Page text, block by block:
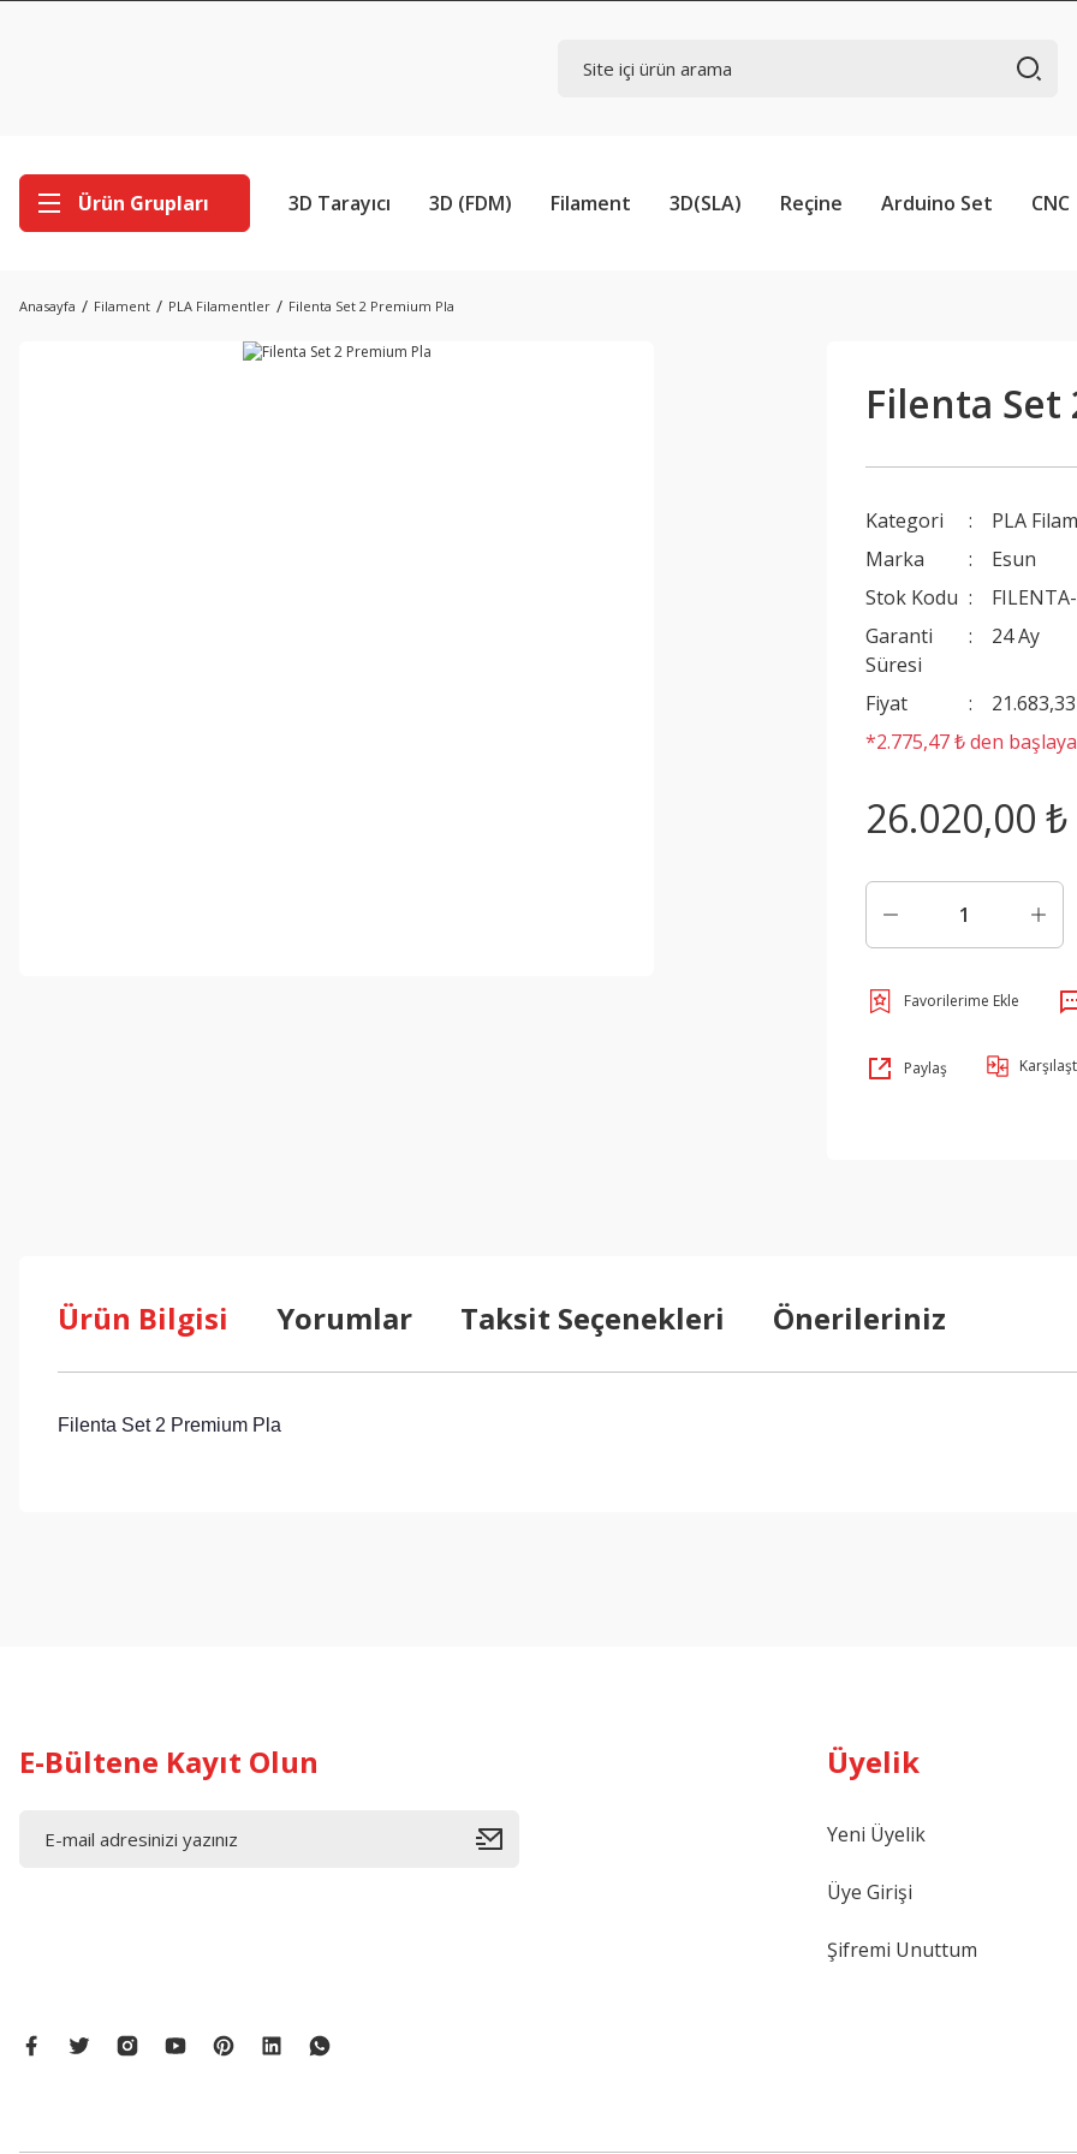
Ürün Grupları 3D Tarayıcı 3D (FDM) Filament 3D(SLA) Reçine Arduino Set CNC
Anasayfa Filament PLA Filamentler Filenta Set 2 Premium Pla
Filenta Set
Kategori
PLA
Marka
Esun
Stok Kodu
Garanti
Süresi
24 Ay
Fiyat
*2.775,47 ₺ den
26.020,00 ₺
Paylaş
Ürün Bilgisi Yorumlar Taksit Seçenekleri Önerileriniz
Filenta Set 2 Premium Pla
E-Bültene Kayıt Olun Üyelik
Yeni Üyelik
Üye Girişi
Şifremi Unuttum